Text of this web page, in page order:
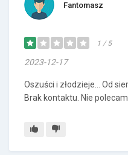
Fantomasz
1 / 5
2023-12-17
Oszuści i złodzieje... Od
Brak kontaktu. Nie polecam.